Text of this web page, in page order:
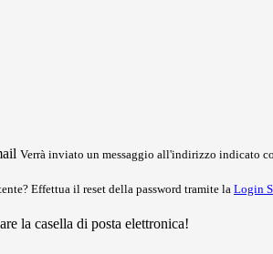
Verrà inviato un messaggio all'indirizzo indicato
Effettua il reset della password tramite la Login
la casella di posta elettronica!